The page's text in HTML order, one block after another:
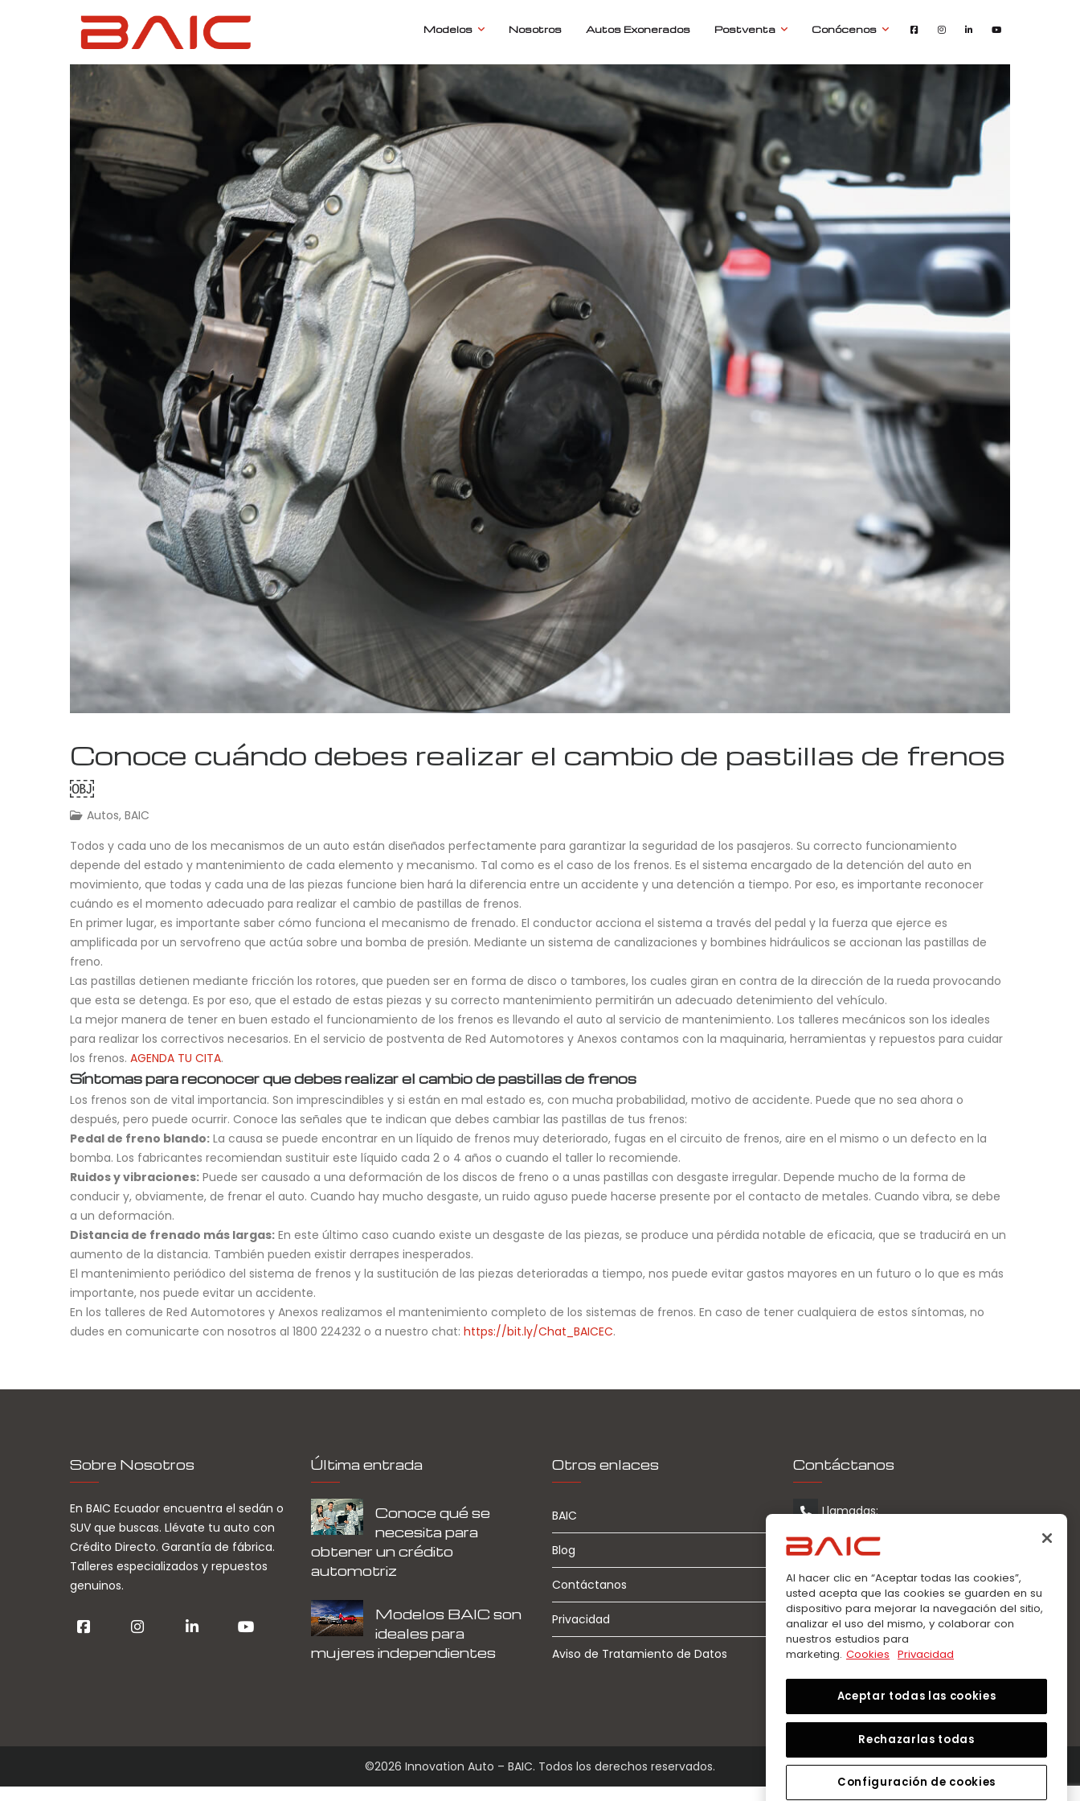
Modelos Nosotros Autos Exonerados Postventa Conócenos
Conoce cuándo debes realizar el cambio de pastillas de frenos
￼
Autos, BAIC
Todos y cada uno de los mecanismos de un auto están diseñados perfectamente para garantizar la seguridad de los pasajeros. Su correcto funcionamiento
depende del estado y mantenimiento de cada elemento y mecanismo. Tal como es el caso de los frenos. Es el sistema encargado de la detención del auto en
movimiento, que todas y cada una de las piezas funcione bien hará la diferencia entre un accidente y una detención a tiempo. Por eso, es importante reconocer
cuándo es el momento adecuado para realizar el cambio de pastillas de frenos.
En primer lugar, es importante saber cómo funciona el mecanismo de frenado. El conductor acciona el sistema a través del pedal y la fuerza que ejerce es
amplificada por un servofreno que actúa sobre una bomba de presión. Mediante un sistema de canalizaciones y bombines hidráulicos se accionan las pastillas de
freno.
Las pastillas detienen mediante fricción los rotores, que pueden ser en forma de disco o tambores, los cuales giran en contra de la dirección de la rueda provocando
que esta se detenga. Es por eso, que el estado de estas piezas y su correcto mantenimiento permitirán un adecuado detenimiento del vehículo.
La mejor manera de tener en buen estado el funcionamiento de los frenos es llevando el auto al servicio de mantenimiento. Los talleres mecánicos son los ideales
para realizar los correctivos necesarios. En el servicio de postventa de Red Automotores y Anexos contamos con la maquinaria, herramientas y repuestos para cuidar
los frenos. AGENDA TU CITA.
Síntomas para reconocer que debes realizar el cambio de pastillas de frenos
Los frenos son de vital importancia. Son imprescindibles y si están en mal estado es, con mucha probabilidad, motivo de accidente. Puede que no sea ahora o
después, pero puede ocurrir. Conoce las señales que te indican que debes cambiar las pastillas de tus frenos:
Pedal de freno blando: La causa se puede encontrar en un líquido de frenos muy deteriorado, fugas en el circuito de frenos, aire en el mismo o un defecto en la
bomba. Los fabricantes recomiendan sustituir este líquido cada 2 o 4 años o cuando el taller lo recomiende.
Ruidos y vibraciones: Puede ser causado a una deformación de los discos de freno o a unas pastillas con desgaste irregular. Depende mucho de la forma de
conducir y, obviamente, de frenar el auto. Cuando hay mucho desgaste, un ruido aguso puede hacerse presente por el contacto de metales. Cuando vibra, se debe
a un deformación.
Distancia de frenado más largas: En este último caso cuando existe un desgaste de las piezas, se produce una pérdida notable de eficacia, que se traducirá en un
aumento de la distancia. También pueden existir derrapes inesperados.
El mantenimiento periódico del sistema de frenos y la sustitución de las piezas deterioradas a tiempo, nos puede evitar gastos mayores en un futuro o lo que es más
importante, nos puede evitar un accidente.
En los talleres de Red Automotores y Anexos realizamos el mantenimiento completo de los sistemas de frenos. En caso de tener cualquiera de estos síntomas, no
dudes en comunicarte con nosotros al 1800 224232 o a nuestro chat: https://bit.ly/Chat_BAICEC.
Sobre Nosotros
En BAIC Ecuador encuentra el sedán o
SUV que buscas. Llévate tu auto con
Crédito Directo. Garantía de fábrica.
Talleres especializados y repuestos
genuinos.
Última entrada
Conoce qué se
necesita para
obtener un crédito
automotriz
Modelos BAIC son
ideales para
mujeres independientes
Otros enlaces
BAIC
Blog
Contáctanos
Privacidad
Aviso de Tratamiento de Datos
Contáctanos
Llamadas:
0963360021
WhatsApp:
0963360021
©2026 Innovation Auto – BAIC. Todos los derechos reservados.
Al hacer clic en “Aceptar todas las cookies”,
usted acepta que las cookies se guarden en su
dispositivo para mejorar la navegación del sitio,
analizar el uso del mismo, y colaborar con
nuestros estudios para
marketing. Cookies Privacidad
Aceptar todas las cookies
Rechazarlas todas
Configuración de cookies